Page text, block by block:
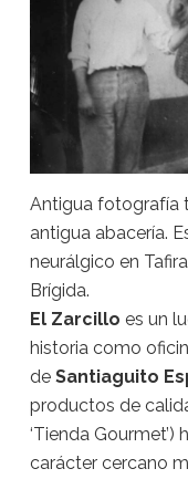
Antigua fotografía
antigua abacería.
neurálgico en
Brígida.
El Zarcillo es un
historia como
de Santiaguito
productos de
‘Tienda
carácter cercano